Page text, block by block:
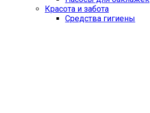
Красота и забота
Средства гигиены